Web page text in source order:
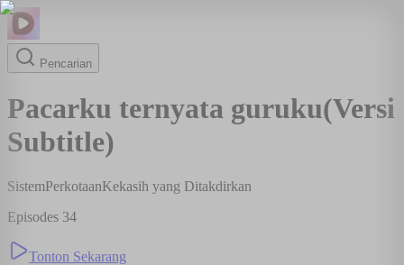
Pencarian
Pacarku ternyata guruku(Versi
Subtitle)
SistemPerkotaanKekasih yang Ditakdirkan
Episodes 34
Tonton Sekarang